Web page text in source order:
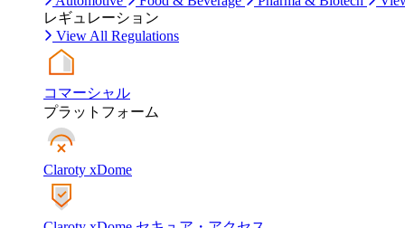
レギュレーション
View All Regulations
コマーシャル
プラットフォーム
Claroty xDome